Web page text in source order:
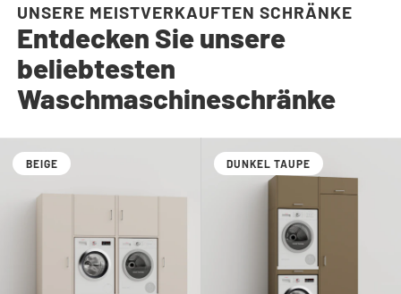
UNSERE MEISTVERKAUFTEN SCHRÄNKE
Entdecken Sie unsere
beliebtesten
Waschmaschineschränke
BEIGE DUNKEL TAUPE